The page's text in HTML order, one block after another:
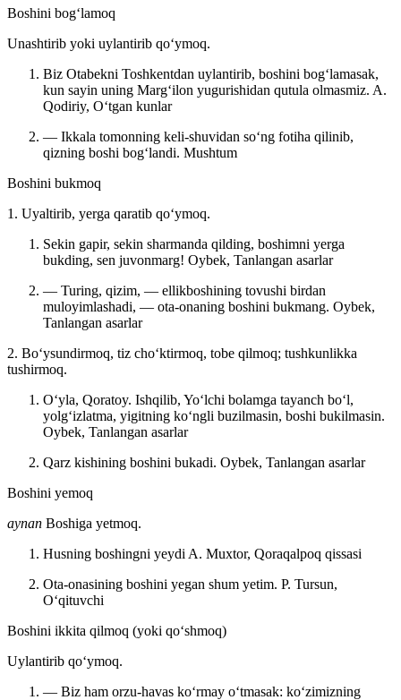
Boshini bogʻlamoq
Unashtirib yoki uylantirib qoʻymoq.
Biz Otabekni Toshkentdan uylantirib, boshini bogʻlamasak,
kun sayin uning Margʻilon yugurishidan qutula olmasmiz. A.
Qodiriy, Oʻtgan kunlar
— Ikkala tomonning keli-shuvidan soʻng fotiha qilinib,
qizning boshi bogʻlandi. Mushtum
Boshini bukmoq
1. Uyaltirib, yerga qaratib qoʻymoq.
Sekin gapir, sekin sharmanda qilding, boshimni yerga
bukding, sen juvonmarg! Oybek, Tanlangan asarlar
— Turing, qizim, — ellikboshining tovushi birdan
muloyimlashadi, — ota-onaning boshini bukmang. Oybek,
Tanlangan asarlar
2. Boʻysundirmoq, tiz choʻktirmoq, tobe qilmoq; tushkunlikka
tushirmoq.
Oʻyla, Qoratoy. Ishqilib, Yoʻlchi bolamga tayanch boʻl,
yolgʻizlatma, yigitning koʻngli buzilmasin, boshi bukilmasin.
Oybek, Tanlangan asarlar
Qarz kishining boshini bukadi. Oybek, Tanlangan asarlar
Boshini yemoq
aynan Boshiga yetmoq.
Husning boshingni yeydi A. Muxtor, Qoraqalpoq qissasi
Ota-onasining boshini yegan shum yetim. P. Tursun,
Oʻqituvchi
Boshini ikkita qilmoq (yoki qoʻshmoq)
Uylantirib qoʻymoq.
— Biz ham orzu-havas koʻrmay oʻtmasak: koʻzimizning